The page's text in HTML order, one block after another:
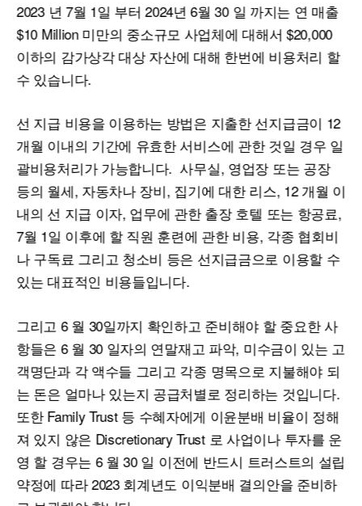
2023 년 7월 1일 부터 2024년 6월 30 일 까지는 연 매출
$10 Million 미만의 중소규모 사업체에 대해서 $20,000
이하의 감가상각 대상 자산에 대해 한번에 비용처리 할
수 있습니다.
선 지급 비용을 이용하는 방법은 지출한 선지급금이 12
개월 이내의 기간에 유효한 서비스에 관한 것일 경우 일
괄비용처리가 가능합니다. 사무실, 영업장 또는 공장
등의 월세, 자동차나 장비, 집기에 대한 리스, 12 개월 이
내의 선 지급 이자, 업무에 관한 출장 호텔 또는 항공료,
7월 1일 이후에 할 직원 훈련에 관한 비용, 각종 협회비
나 구독료 그리고 청소비 등은 선지급금으로 이용할 수
있는 대표적인 비용들입니다.
그리고 6 월 30일까지 확인하고 준비해야 할 중요한 사
항들은 6 월 30 일자의 연말재고 파악, 미수금이 있는 고
객명단과 각 액수들 그리고 각종 명목으로 지불해야 되
는 돈은 얼마나 있는지 공급처별로 정리하는 것입니다.
또한 Family Trust 등 수혜자에게 이윤분배 비율이 정해
져 있지 않은 Discretionary Trust 로 사업이나 투자를 운
영 할 경우는 6 월 30 일 이전에 반드시 트러스트의 설립
약정에 따라 2023 회계년도 이익분배 결의안을 준비하